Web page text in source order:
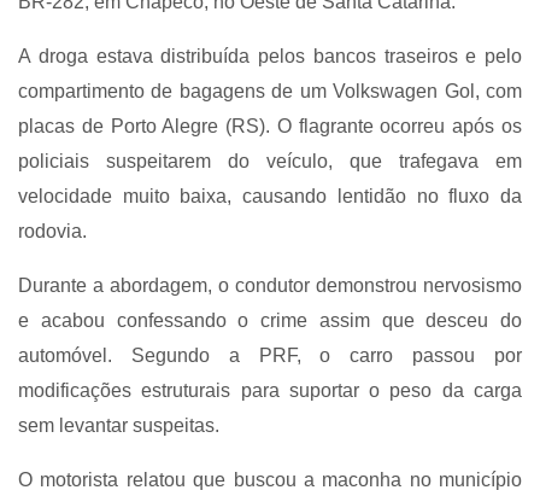
A droga estava distribuída pelos bancos traseiros e pelo
compartimento de bagagens de um Volkswagen Gol, com
placas de Porto Alegre (RS). O flagrante ocorreu após os
policiais suspeitarem do veículo, que trafegava em
velocidade muito baixa, causando lentidão no fluxo da
rodovia.
Durante a abordagem, o condutor demonstrou nervosismo
e acabou confessando o crime assim que desceu do
automóvel. Segundo a PRF, o carro passou por
modificações estruturais para suportar o peso da carga
sem levantar suspeitas.
O motorista relatou que buscou a maconha no município